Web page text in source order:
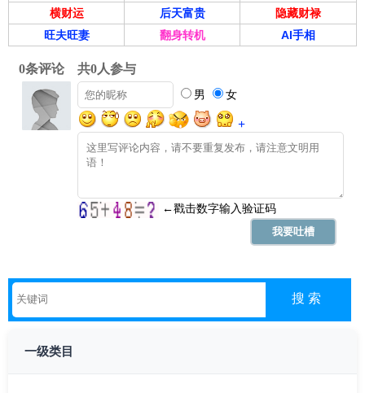
横财运
后天富贵
隐藏财禄
旺夫旺妻
翻身转机 AI手相
一级类目